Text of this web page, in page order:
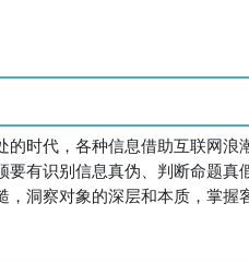
的时代，各种信息借助互联网
有识别信息真伪、判断命题
洞察对象的深层和本质，掌握